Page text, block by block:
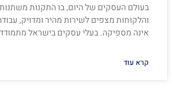
בעולם העסקים של היום, בו התקנות
והלקוחות מצפים לשירות מהיר ומדויק,
אינה מספיקה. בעלי עסקים בישראל
קרא עוד